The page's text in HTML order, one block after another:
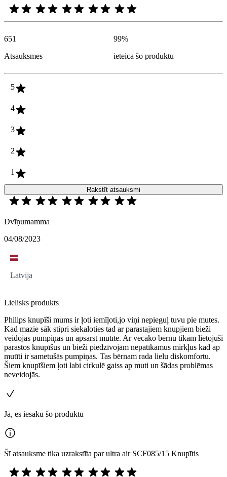
651
Atsauksmes
99%
ieteica šo produktu
5
4
3
2
1
Rakstīt atsauksmi
Dvīņumamma
04/08/2023
Latvija
Lielisks produkts
Philips knupīši mums ir ļoti iemīļoti,jo viņi nepieguļ tuvu pie mutes.
Kad mazie sāk stipri siekaloties tad ar parastajiem knupjiem bieži
veidojas pumpiņas un apsārst mutīte. Ar vecāko bērnu tikām lietojuši
parastos knupīšus un bieži piedzīvojām nepatīkamus mirkļus kad ap
mutīti ir sametušās pumpiņas. Tas bērnam rada lielu diskomfortu.
Šiem knupīšiem ļoti labi cirkulē gaiss ap muti un šādas problēmas
neveidojās.
Jā, es iesaku šo produktu
Šī atsauksme tika uzrakstīta par ultra air SCF085/15 Knupītis